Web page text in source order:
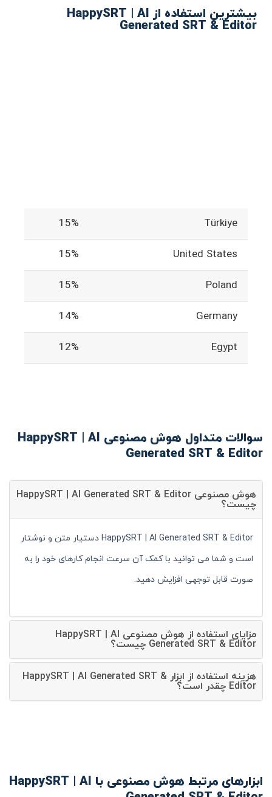
بیشترین استفاده از HappySRT | AI
Generated SRT & Editor
Türkiye
15%
United States
15%
Poland
15%
Germany
14%
Egypt
12%
سوالات متداول هوش مصنوعی HappySRT | AI
Generated SRT & Editor
هوش مصنوعی HappySRT | AI Generated SRT & Editor
چیست؟
HappySRT | AI Generated SRT & Editor دستیار متن و نوشتار
است و شما می توانید با کمک آن سرعت انجام کارهای خود را به
صورت قابل توجهی افزایش دهید.
مزایای استفاده از هوش مصنوعی HappySRT | AI
Generated SRT & Editor چیست؟
هزینه استفاده از ابزار HappySRT | AI Generated SRT &
Editor چقدر است؟
ابزارهای مرتبط هوش مصنوعی با HappySRT | AI